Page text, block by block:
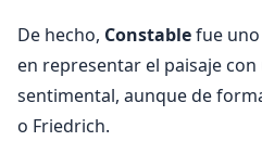
De hecho, Constablefue
en representar el paisaje
sentimental, aunque de
o Friedrich.